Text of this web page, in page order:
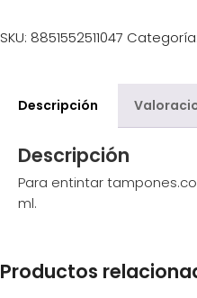
SKU: 8851552511047 Categoría:
Descripción
Descripción
Para entintar
ml.
Productos